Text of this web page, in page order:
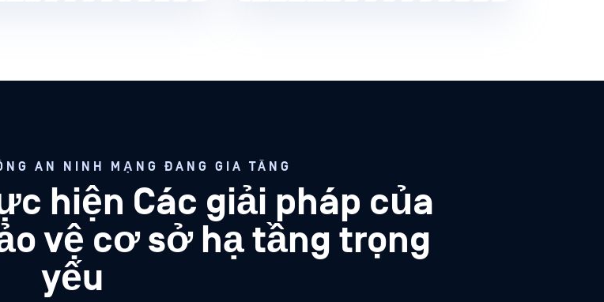
AN NINH MẠNG ĐANG GIA TĂNG
hiện Các giải pháp của
vệ cơ sở hạ tầng trọng
yếu